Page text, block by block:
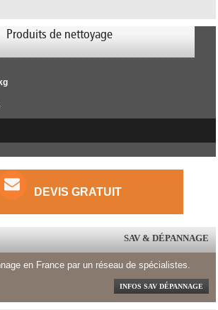
Produits de nettoyage
DEVIS GRATUIT
SAV & DÉPANNAGE
en France par un réseau de spécialistes.
INFOS SAV DÉPANNAGE